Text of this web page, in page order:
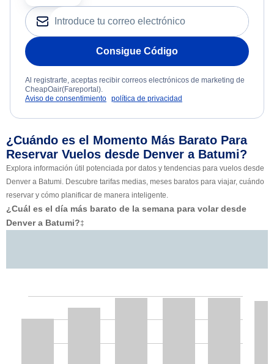
Consigue Código
Al registrarte, aceptas recibir correos electrónicos de marketing de
CheapOair(Fareportal).
Aviso de consentimiento política de privacidad
¿Cuándo es el Momento Más Barato Para
Reservar Vuelos desde Denver a Batumi?
Explora información útil potenciada por datos y tendencias para vuelos desde
Denver a Batumi. Descubre tarifas medias, meses baratos para viajar, cuándo
reservar y cómo planificar de manera inteligente.
¿Cuál es el día más barato de la semana para volar desde
Denver a Batumi?‡